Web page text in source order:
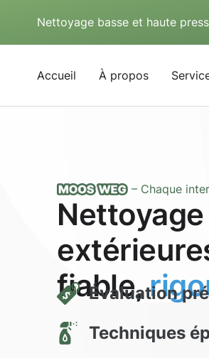
Nettoyage basse et haute
Accueil À propos
– Chaque
fiable,
Évaluation
Techniques